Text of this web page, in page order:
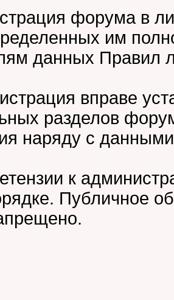
форума в
им
данных Правил
вправе
разделов
наряду с
к
Публичное